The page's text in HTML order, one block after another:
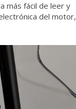
más fácil de leer y
del motor,